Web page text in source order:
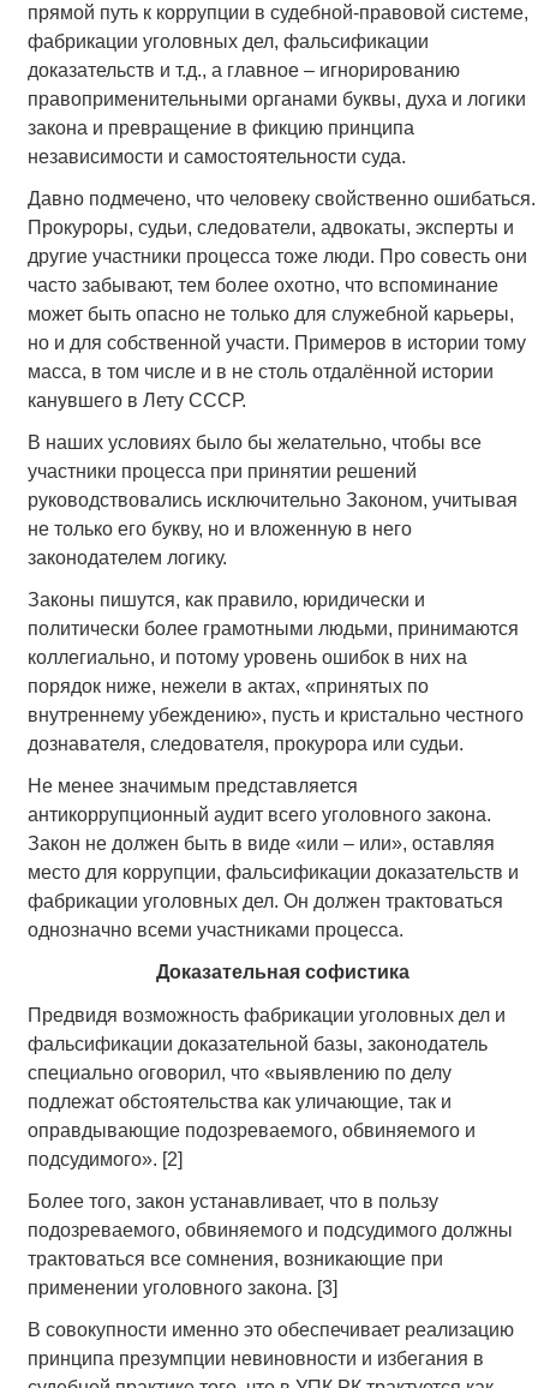
прямой путь к коррупции в судебной-правовой системе,
фабрикации уголовных дел, фальсификации
доказательств и т.д., а главное – игнорированию
правоприменительными органами буквы, духа и логики
закона и превращение в фикцию принципа
независимости и самостоятельности суда.
Давно подмечено, что человеку свойственно ошибаться.
Прокуроры, судьи, следователи, адвокаты, эксперты и
другие участники процесса тоже люди. Про совесть они
часто забывают, тем более охотно, что вспоминание
может быть опасно не только для служебной карьеры,
но и для собственной участи. Примеров в истории тому
масса, в том числе и в не столь отдалённой истории
канувшего в Лету СССР.
В наших условиях было бы желательно, чтобы все
участники процесса при принятии решений
руководствовались исключительно Законом, учитывая
не только его букву, но и вложенную в него
законодателем логику.
Законы пишутся, как правило, юридически и
политически более грамотными людьми, принимаются
коллегиально, и потому уровень ошибок в них на
порядок ниже, нежели в актах, «принятых по
внутреннему убеждению», пусть и кристально честного
дознавателя, следователя, прокурора или судьи.
Не менее значимым представляется
антикоррупционный аудит всего уголовного закона.
Закон не должен быть в виде «или – или», оставляя
место для коррупции, фальсификации доказательств и
фабрикации уголовных дел. Он должен трактоваться
однозначно всеми участниками процесса.
Доказательная софистика
Предвидя возможность фабрикации уголовных дел и
фальсификации доказательной базы, законодатель
специально оговорил, что «выявлению по делу
подлежат обстоятельства как уличающие, так и
оправдывающие подозреваемого, обвиняемого и
подсудимого». [2]
Более того, закон устанавливает, что в пользу
подозреваемого, обвиняемого и подсудимого должны
трактоваться все сомнения, возникающие при
применении уголовного закона. [3]
В совокупности именно это обеспечивает реализацию
принципа презумпции невиновности и избегания в